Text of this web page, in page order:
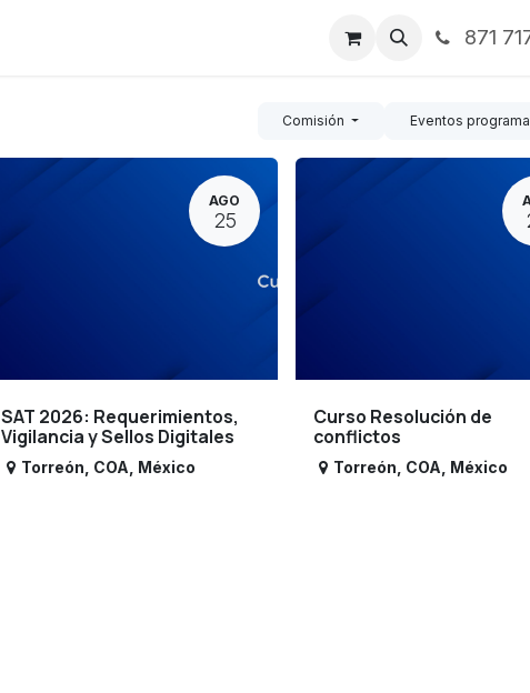
Noticias Contáctenos
871
Comisión Eventos
AGO
25
SAT 2026: Requerimientos,
Vigilancia y Sellos Digitales
Torreón COA México
Curso Resolución de
conflictos
Torreón COA México